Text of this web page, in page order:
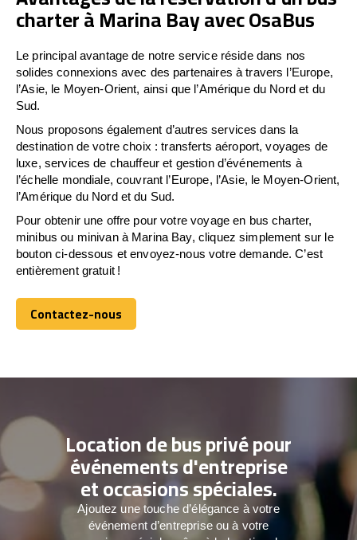
charter à Marina Bay avec OsaBus
Le principal avantage de notre service réside dans nos
solides connexions avec des partenaires à travers l’Europe,
l’Asie, le Moyen-Orient, ainsi que l’Amérique du Nord et du
Sud.
Nous proposons également d’autres services dans la
destination de votre choix : transferts aéroport, voyages de
luxe, services de chauffeur et gestion d’événements à
l’échelle mondiale, couvrant l’Europe, l’Asie, le Moyen-Orient,
l’Amérique du Nord et du Sud.
Pour obtenir une offre pour votre voyage en bus charter,
minibus ou minivan à Marina Bay, cliquez simplement sur le
bouton ci-dessous et envoyez-nous votre demande. C’est
entièrement gratuit !
Contactez-nous
Contactez-nous
Location de bus privé pour
événements d'entreprise
et occasions spéciales.
Ajoutez une touche d’élégance à votre
événement d’entreprise ou à votre